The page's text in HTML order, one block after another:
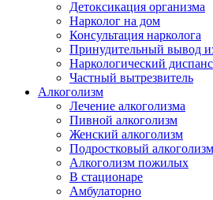
Детоксикация организма
Нарколог на дом
Консультация нарколога
Принудительный вывод
Наркологический
Частный вытрезвитель
Алкоголизм
Лечение алкоголизма
Пивной алкоголизм
Женский алкоголизм
Подростковый алкоголизм
Алкоголизм пожилых
В стационаре
Амбулаторно